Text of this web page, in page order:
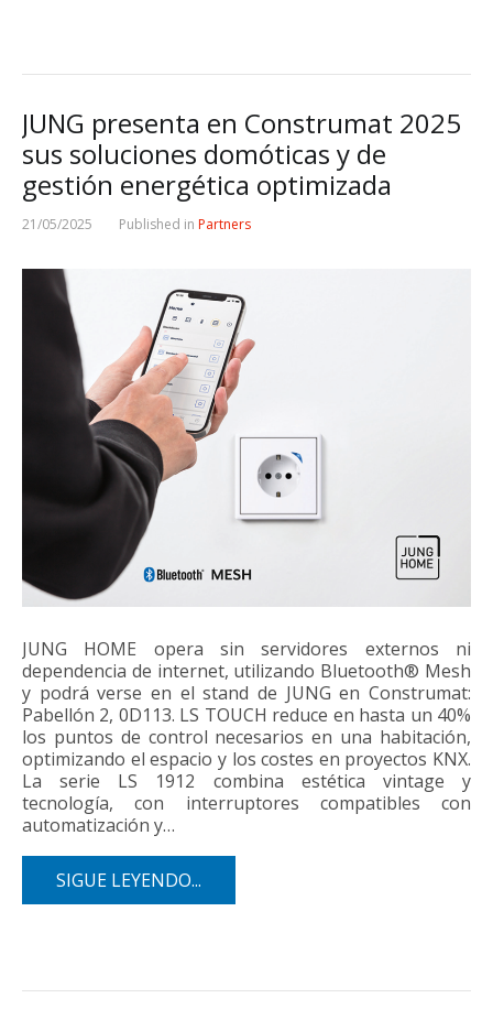
JUNG presenta en Construmat 2025
sus soluciones domóticas y de
gestión energética optimizada
21/05/2025 Published in Partners
JUNG HOME opera sin servidores externos ni
dependencia de internet, utilizando Bluetooth® Mesh
y podrá verse en el stand de JUNG en Construmat:
Pabellón 2, 0D113. LS TOUCH reduce en hasta un 40%
los puntos de control necesarios en una habitación,
optimizando el espacio y los costes en proyectos KNX.
La serie LS 1912 combina estética vintage y
tecnología, con interruptores compatibles con
automatización y…
SIGUE LEYENDO...